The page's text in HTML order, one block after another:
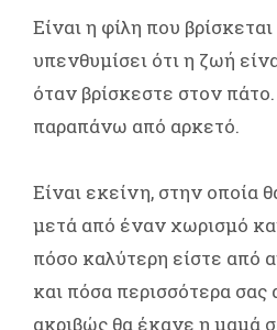
Είναι η φίλη που
υπενθυμίσει ότι η ζωή
όταν βρίσκεστε στον
παραπάνω από αρκετό.
Είναι εκείνη, στην οποία
μετά από έναν χωρισμό
πόσο καλύτερη είστε από
και πόσα περισσότερα σας
ακριβώς θα έκανε η μαμά